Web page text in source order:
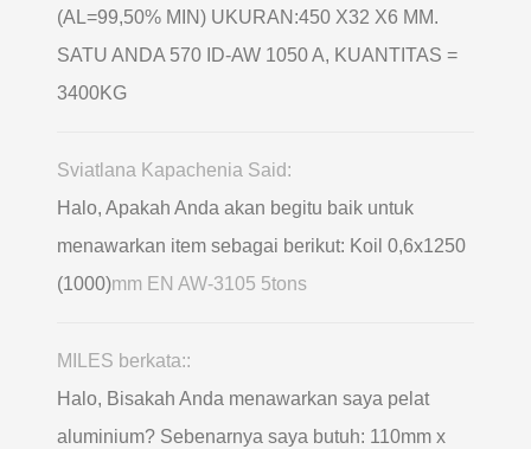
(AL=99,50% MIN) UKURAN:450 X32 X6 MM.
SATU ANDA 570 ID-AW 1050 A, KUANTITAS =
3400KG
Sviatlana Kapachenia Said:
Halo, Apakah Anda akan begitu baik untuk
menawarkan item sebagai berikut: Koil 0,6х1250
(1000)mm EN AW-3105 5tons
MILES berkata::
Halo, Bisakah Anda menawarkan saya pelat
aluminium? Sebenarnya saya butuh: 110mm x